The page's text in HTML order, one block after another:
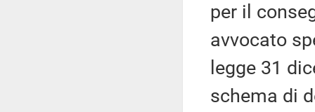
per il
avvocato
legge 31
schema di